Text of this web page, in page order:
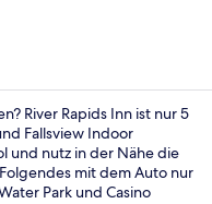
River Rapids Inn ist nur 5
Fallsview Indoor
und nutz in der Nähe die
mit dem Auto nur
Park und Casino